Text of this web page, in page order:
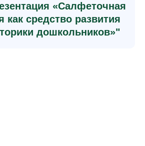
«Салфеточная
как средство развития
дошкольников»"